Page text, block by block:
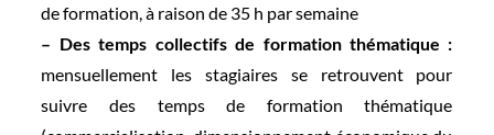
de formation, à raison de 35 h par semaine
– Des temps collectifs de formation thématique :
mensuellement les stagiaires se retrouvent pour
suivre des temps de formation thématique